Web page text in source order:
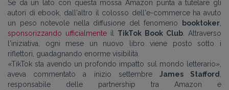
Se da un lato con questa mossa Amazon punta a tutelare gli
autori di ebook, dall'altro il colosso dell'e-commerce ha avuto
un peso notevole nella diffusione del fenomeno booktoker
sponsorizzando ufficialmente il TikTok Book Club
Attraverso
l'iniziativa, ogni mese un nuovo libro viene posto sotto i
riflettori, guadagnando enorme visibilità.
«TikTok sta avendo un profondo impatto sul mondo letterario»,
aveva commentato a inizio settembre James Stafford
responsabile delle partnership tra Amazon e